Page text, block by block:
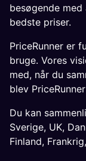
besøgende
bedste priser.
PriceRunner er
bruge. Vores
med, når du
blev
Du kan
Sverige, UK,
Finland, Frankrig,